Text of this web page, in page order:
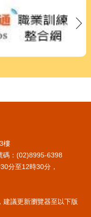
樓
：(02)8995-6398
分至12時30分，
建議更新瀏覽器至以下版